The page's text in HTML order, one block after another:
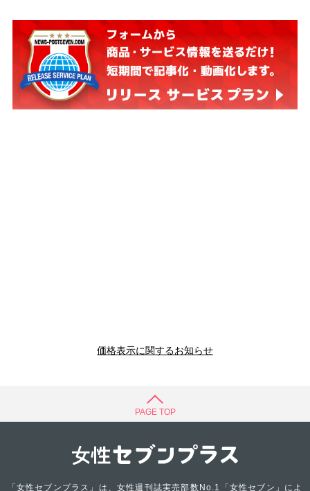
価格表示に関するお知らせ
PAGE TOP
「女性セブンプラス」は、女性週刊誌実売部数No.1「女性セブン」によ